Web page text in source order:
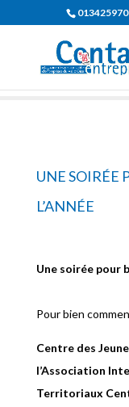
UNE SOIRÉE
L’ANNÉE
Une soirée pour
Pour bien
Centre des
l’Association
Territoriaux